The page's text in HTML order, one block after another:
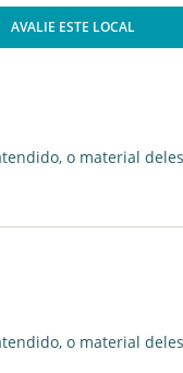
AVALIE ESTE LOCAL
o material
o material